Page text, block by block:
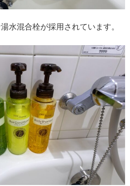
水混合栓が採用されています。